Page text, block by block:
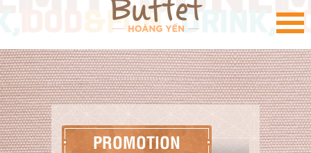
PROMOTION